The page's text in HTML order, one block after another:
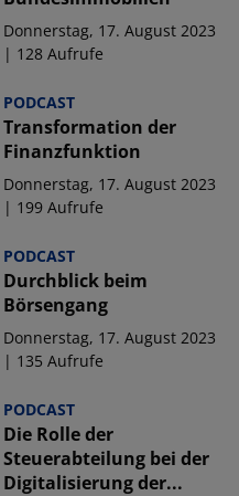
Donnerstag, 17. August 2023
| 128 Aufrufe
PODCAST
Transformation der
Finanzfunktion
Donnerstag, 17. August 2023
| 199 Aufrufe
PODCAST
Durchblick beim
Börsengang
Donnerstag, 17. August 2023
| 135 Aufrufe
PODCAST
Die Rolle der
Steuerabteilung bei der
Digitalisierung der...